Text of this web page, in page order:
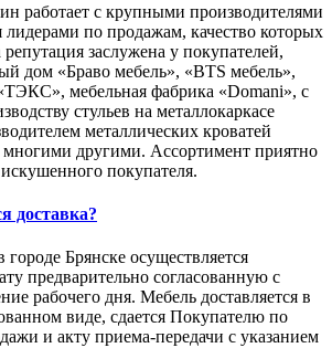
работает с крупными производителями
по продажам, качество которых
заслужена у покупателей,
дом «Браво мебель», «BTS мебель»,
мебельная фабрика «Domani», с
стульев на металлокаркасе
металлических кроватей
другими. Ассортимент приятно
покупателя.
доставка?
городе Брянске осуществляется
предварительно согласованную с
рабочего дня. Мебель доставляется в
виде, сдается Покупателю по
и акту приема-передачи с указанием